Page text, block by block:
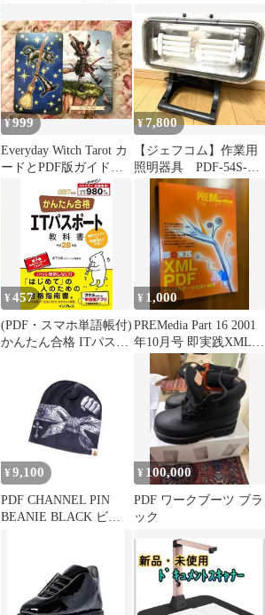
せる内省の技術 オリ
ジナルフレームワーク
PPT・PDF
¥999
Everyday Witch Tarot カ
ードとPDF版ガイドブ
¥7,800
【ジェフコム】作業用
照明器具 PDF-54S-BK
スタンドタイプ 54w
¥457
(PDF・スマホ単語帳付)
かんたん合格 ITパスポ
¥ 1,000
PREMedia Part 16 2001
年10月号 即実践XML
¥ 9,100
PDF CHANNEL PIN
BEANIE BLACK ビー
¥ 100,000
PDF ワークブーツ ブラ
ック